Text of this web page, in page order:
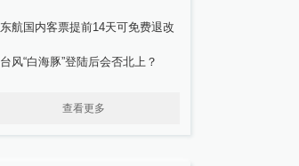
东航国内客票提前14天可免费退改
台风“白海豚”登陆后会否北上？
查看更多